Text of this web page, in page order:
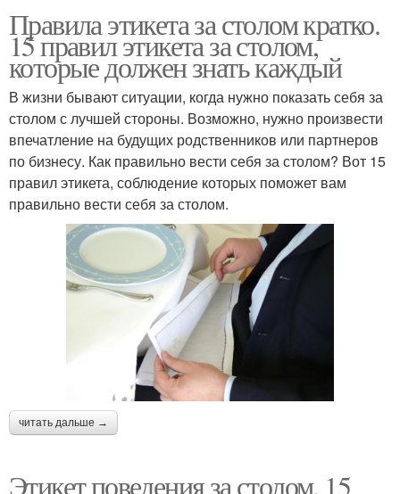
Правила этикета за столом кратко.
15 правил этикета за столом,
которые должен знать каждый
В жизни бывают ситуации, когда нужно показать себя за
столом с лучшей стороны. Возможно, нужно произвести
впечатление на будущих родственников или партнеров
по бизнесу. Как правильно вести себя за столом? Вот 15
правил этикета, соблюдение которых поможет вам
правильно вести себя за столом.
читать дальше →
Этикет поведения за столом. 15